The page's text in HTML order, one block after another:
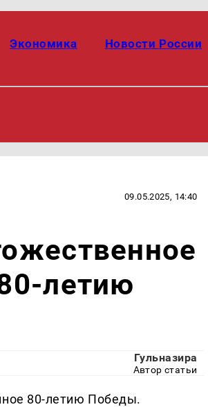
Экономика Новости России
09.05.2025, 14:40
летию
Гульназира
Автор статьи
80-летию Победы.